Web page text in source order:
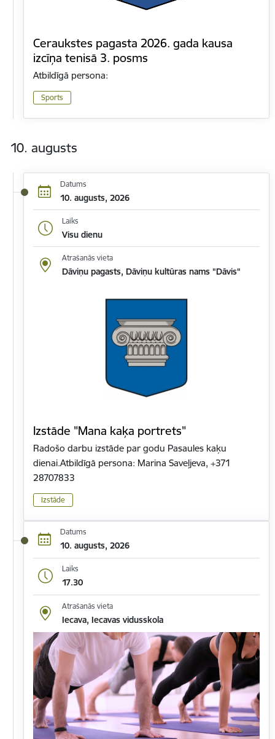
Ceraukstes pagasta 2026. gada kausa
izcīņa tenisā 3. posms
Atbildīgā persona:
Sports
10. augusts
Datums
10. augusts, 2026
Laiks
Visu dienu
Atrašanās vieta
Dāviņu pagasts, Dāviņu kultūras nams "Dāvis"
Izstāde "Mana kaķa portrets"
Radošo darbu izstāde par godu Pasaules kaķu
dienai.Atbildīgā persona: Marina Saveļjeva, +371
28707833
Izstāde
Datums
10. augusts, 2026
Laiks
17.30
Atrašanās vieta
Iecava, Iecavas vidusskola